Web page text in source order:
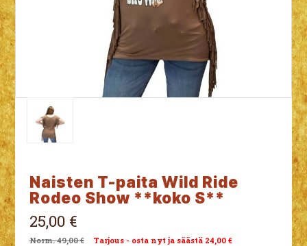
Naisten T-paita Wild Ride
Rodeo Show **koko S**
25,00 €
49,00 € Tarjous - osta nyt ja säästä 24,00 €